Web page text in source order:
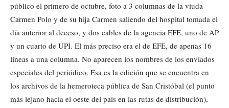
público el primero de octubre, foto a 3 columnas de la viuda
Carmen Polo y de su hija Carmen saliendo del hospital tomada el
día anterior al deceso, y dos cables de la agencia EFE, uno de AP
y un cuarto de UPI. El más preciso era el de EFE, de apenas 16
líneas a una columna. No aparecen los nombres de los enviados
especiales del periódico. Esa es la edición que se encuentra en
los archivos de la hemeroteca pública de San Cristóbal (el punto
más lejano hacia el oeste del país en las rutas de distribución),